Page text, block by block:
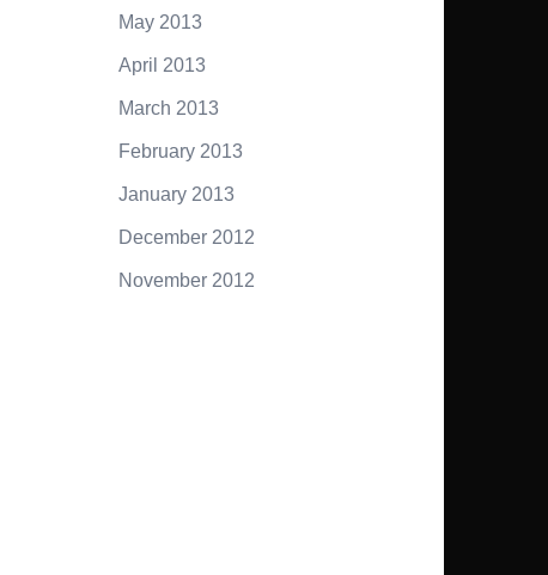
May 2013
April 2013
March 2013
February 2013
January 2013
December 2012
November 2012